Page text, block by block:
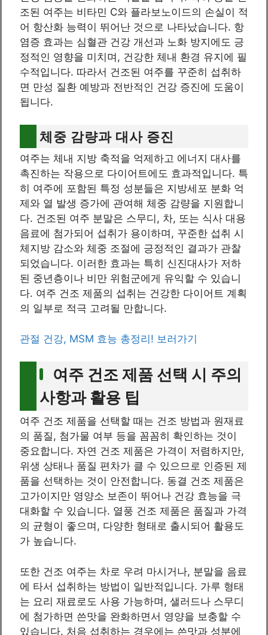
조된 여주는 비타민 C와 플라보노이드의 손실이 적
어 항산화 능력이 뛰어난 것으로 나타났습니다. 항
염증 효과는 심혈관 건강 개선과 노화 방지에도 긍
정적인 영향을 미치며, 건강한 체내 환경 유지에 필
수적입니다. 따라서 건조된 여주를 꾸준히 섭취하
면 만성 질환 예방과 전반적인 건강 증진에 도움이
됩니다.
체중 감량과 대사 증진
여주는 체내 지방 축적을 억제하고 에너지 대사를
촉진하는 작용으로 다이어트에도 효과적입니다. 특
히 여주에 포함된 특정 성분들은 지방세포 분화 억
제와 열 발생 증가에 관여해 체중 감량을 지원합니
다. 건조된 여주 분말은 스무디, 차, 또는 식사 대용
음료에 첨가되어 섭취가 용이하며, 꾸준한 섭취 시
체지방 감소와 체중 조절에 긍정적인 결과가 관찰
되었습니다. 이러한 효과는 특히 신진대사가 저하
된 중년층이나 비만 위험군에게 유익할 수 있습니
다. 여주 건조 제품의 섭취는 건강한 다이어트 계획
의 일부로 적극 고려될 만합니다.
관절 건강, MSM 효능 총정리! 보러가기
여주 건조 제품 선택 시 주의
사항과 활용 팁
여주 건조 제품을 선택할 때는 건조 방법과 원재료
의 품질, 첨가물 여부 등을 꼼꼼히 확인하는 것이
중요합니다. 자연 건조 제품은 가격이 저렴하지만,
위생 상태나 품질 편차가 클 수 있으므로 인증된 제
품을 선택하는 것이 안전합니다. 동결 건조 제품은
고가이지만 영양소 보존이 뛰어나 건강 효능을 극
대화할 수 있습니다. 열풍 건조 제품은 품질과 가격
의 균형이 좋으며, 다양한 형태로 출시되어 활용도
가 높습니다.
또한 건조 여주는 차로 우려 마시거나, 분말을 음료
에 타서 섭취하는 방법이 일반적입니다. 가루 형태
는 요리 재료로도 사용 가능하며, 샐러드나 스무디
에 첨가하면 쓴맛을 완화하면서 영양을 보충할 수
있습니다. 처음 섭취하는 경우에는 쓴맛과 성분에